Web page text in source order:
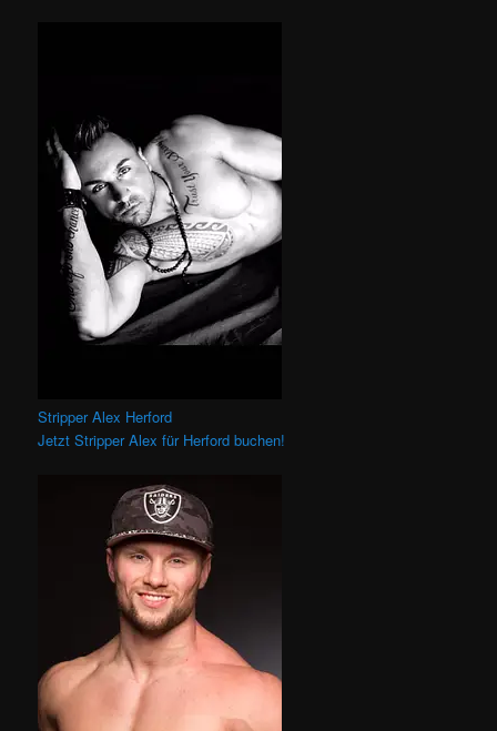
Stripper Alex Herford
Jetzt Stripper Alex für Herford buchen!